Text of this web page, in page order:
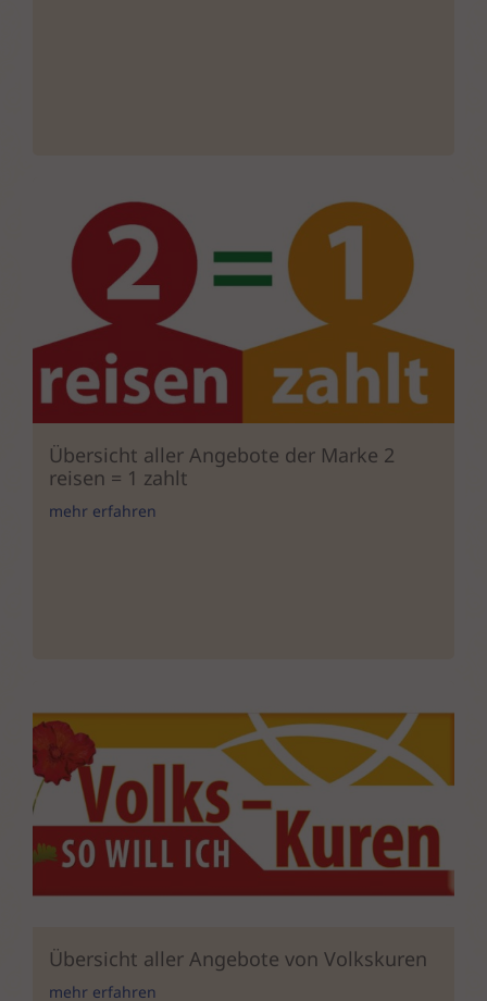
Übersicht aller Angebote der Marke 2
reisen = 1 zahlt
mehr erfahren
Übersicht aller Angebote von Volkskuren
mehr erfahren